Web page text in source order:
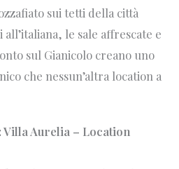
sui tetti della città
le sale affrescate e
sul Gianicolo creano uno
che nessun’altra location a
Aurelia – Location